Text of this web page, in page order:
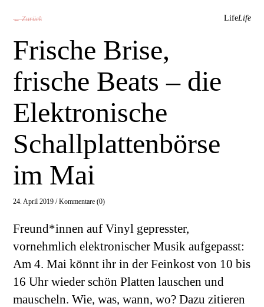
← Zurück LifeLife
Frische Brise,
frische Beats – die
Elektronische
Schallplattenbörse
im Mai
24. April 2019 /Kommentare (0)
Freund*innen auf Vinyl gepresster,
vornehmlich elektronischer Musik aufgepasst:
Am 4. Mai könnt ihr in der Feinkost von 10 bis
16 Uhr wieder schön Platten lauschen und
mauscheln. Wie, was, wann, wo? Dazu zitieren